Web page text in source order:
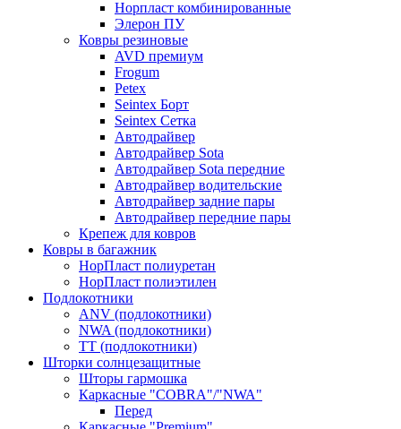
Норпласт комбинированные
Элерон ПУ
Ковры резиновые
AVD премиум
Frogum
Petex
Seintex Борт
Seintex Сетка
Автодрайвер
Автодрайвер Sota
Автодрайвер Sota передние
Автодрайвер водительские
Автодрайвер задние пары
Автодрайвер передние пары
Крепеж для ковров
Ковры в багажник
НорПласт полиуретан
НорПласт полиэтилен
Подлокотники
ANV (подлокотники)
NWA (подлокотники)
TT (подлокотники)
Шторки солнцезащитные
Шторы гармошка
Каркасные "COBRA"/"NWA"
Перед